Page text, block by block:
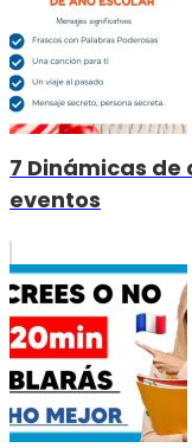
7 Dinámicas
eventos